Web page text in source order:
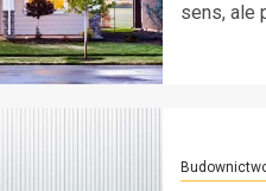
sens, ale